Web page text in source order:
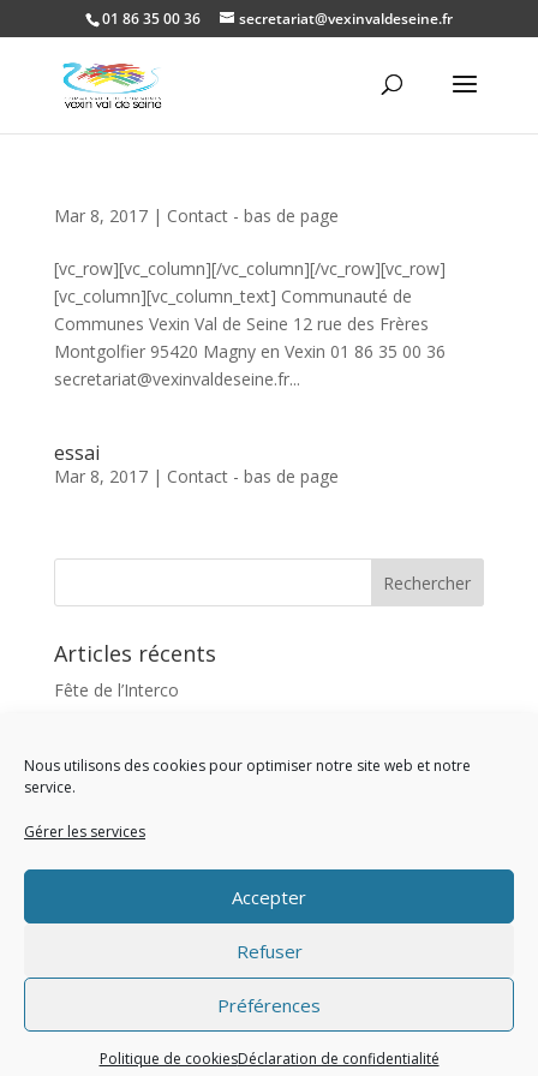
Nous utilisons des cookies pour optimiser notre site web et notre
service.
Gérer les services
Accepter
Refuser
Préférences
Politique de cookiesDéclaration de confidentialité
01 86 35 00 36 secretariat@vexinvaldeseine.fr
Mar 8, 2017| Contact - bas de page
[vc_row][vc_column][/vc_column][/vc_row][vc_row]
[vc_column][vc_column_text] Communauté de
Communes Vexin Val de Seine 12 rue des Frères
Montgolfier 95420 Magny en Vexin 01 86 35 00 36
secretariat@vexinvaldeseine.fr...
essai
Mar 8, 2017| Contact - bas de page
Articles récents
Fête de l’Interco
Concours photos
Croisière sur l’Oise
Fête de l’Interco
Commentaires récents
Site réalisé par l'Union des Maires du Val d'Oise